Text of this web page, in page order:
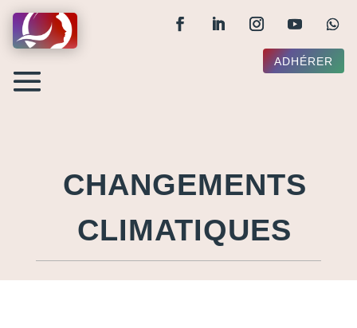
ADHÉRER
CHANGEMENTS
CLIMATIQUES